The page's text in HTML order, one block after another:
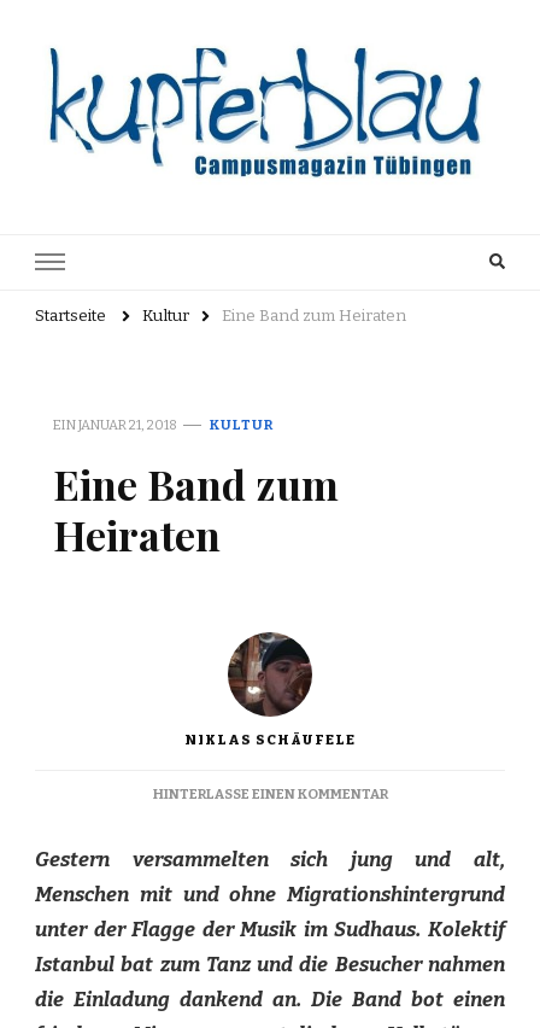
Archiv
Startseite Kultur Eine Band zum Heiraten
EINJANUAR 21, 2018 KULTUR
Eine Band zum
Heiraten
NIKLAS SCHÄUFELE
HINTERLASSE EINEN KOMMENTARZU
ZUM
HEIRATEN
Gestern versammelten sich jung und alt,
Menschen mit und ohne Migrationshintergrund
unter der Flagge der Musik im Sudhaus. Kolektif
Istanbul bat zum Tanz und die Besucher nahmen
die Einladung dankend an. Die Band bot einen